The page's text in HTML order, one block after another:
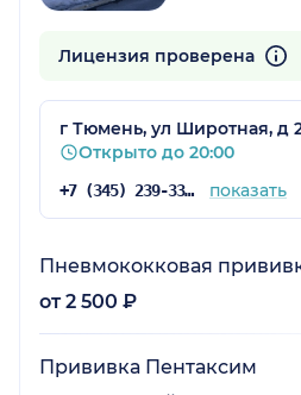
Лицензия проверена
г Тюмень, ул Широтная, д
Открыто до 20:00
+7 (345) 239-33-33 показать
Пневмококковая
от 2 500 ₽
Прививка Пентаксим